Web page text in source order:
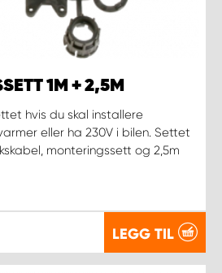
1M + 2,5M
hvis du skal installere
eller ha 230V i bilen. Settet
monteringssett og 2,5m
LEGG TIL